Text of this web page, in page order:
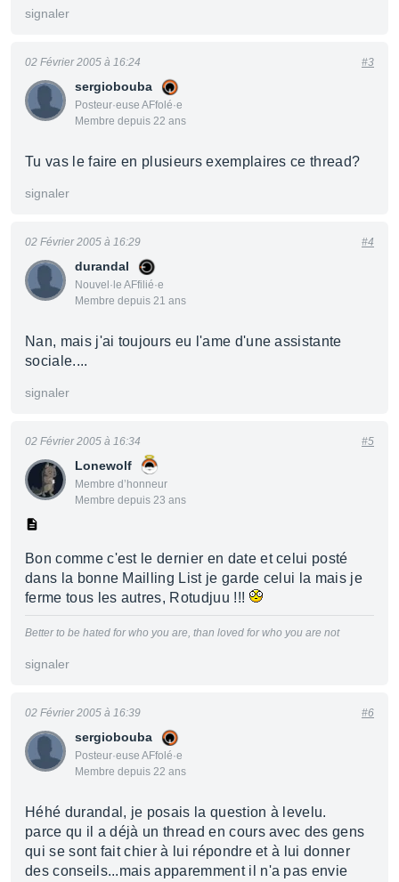
signaler
sergiobouba
Posteur·euse AFfolé·e
Membre depuis 22 ans
02 Février 2005 à 16:24 #3
Tu vas le faire en plusieurs exemplaires ce thread?
signaler
durandal
Nouvel·le AFfilié·e
Membre depuis 21 ans
02 Février 2005 à 16:29 #4
Nan, mais j'ai toujours eu l'ame d'une assistante
sociale....
signaler
Lonewolf
Membre d’honneur
Membre depuis 23 ans
02 Février 2005 à 16:34 #5
Bon comme c'est le dernier en date et celui posté
dans la bonne Mailling List je garde celui la mais je
ferme tous les autres, Rotudjuu !!!
Better to be hated for who you are, than loved for who you are not
signaler
sergiobouba
Posteur·euse AFfolé·e
Membre depuis 22 ans
02 Février 2005 à 16:39 #6
Héhé durandal, je posais la question à levelu.
parce qu il a déjà un thread en cours avec des gens
qui se sont fait chier à lui répondre et à lui donner
des conseils...mais apparemment il n'a pas envie